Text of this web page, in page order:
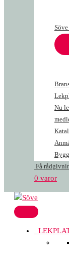
Nu
Få
0 varor